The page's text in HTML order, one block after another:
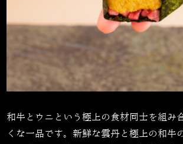
和牛とウニという極上の食材同士を組み
くな一品です。新鮮な雲丹と極上の和牛